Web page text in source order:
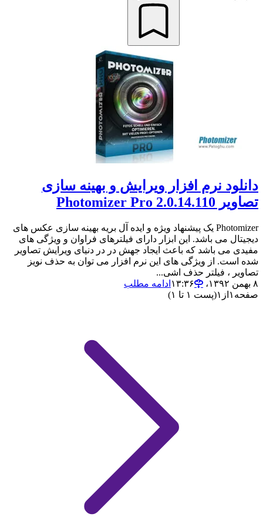
دانلود نرم افزار ویرایش و بهینه سازی
تصاویر Photomizer Pro 2.0.14.110
Photomizer یک پیشنهاد ویژه و ایده آل بریه بهینه سازی عکس های
دیجیتال می باشد. این ابزار دارای فیلترهای فراوان و ویژگی های
مفیدی می باشد که باعث ایجاد جهش در در دنیای ویرایش تصاویر
شده است. از ویژگی های این نرم افزار می توان به حذف نویز
تصاویر ، فیلتر حذف اشی...
۸ بهمن ۱۳۹۲،‏ ۱۳:۳۶
ادامه مطلب
صفحه ۱ از ۱(پست ۱ تا ۱)